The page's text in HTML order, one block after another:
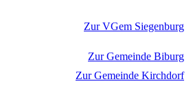
Zur VGem Siegenburg
Zur Gemeinde Biburg
Zur Gemeinde Kirchdorf